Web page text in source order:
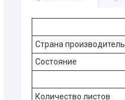
Страна производитель
Состояние
Количество листов